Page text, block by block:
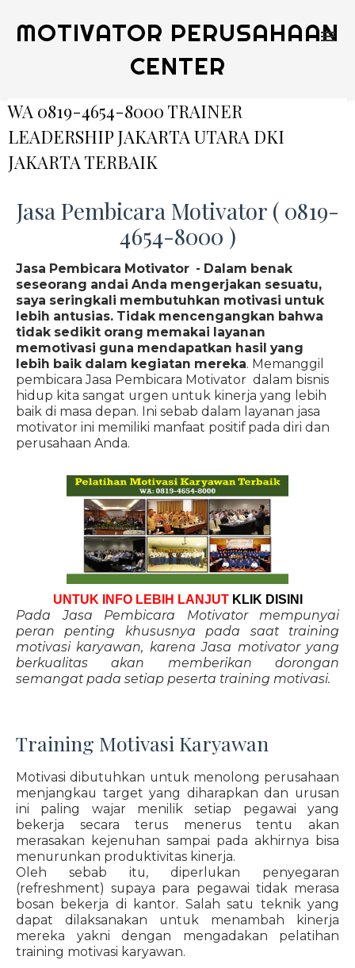
MOTIVATOR PERUSAHAAN
CENTER
WA 0819-4654-8000 TRAINER
LEADERSHIP JAKARTA UTARA DKI
JAKARTA TERBAIK
Jasa Pembicara Motivator ( 0819-
4654-8000 )
Jasa Pembicara Motivator - Dalam benak
seseorang andai Anda mengerjakan sesuatu,
saya seringkali membutuhkan motivasi untuk
lebih antusias. Tidak mencengangkan bahwa
tidak sedikit orang memakai layanan
memotivasi guna mendapatkan hasil yang
lebih baik dalam kegiatan mereka. Memanggil
pembicara Jasa Pembicara Motivator dalam bisnis
hidup kita sangat urgen untuk kinerja yang lebih
baik di masa depan. Ini sebab dalam layanan jasa
motivator ini memiliki manfaat positif pada diri dan
perusahaan Anda.
UNTUK INFO LEBIH LANJUT KLIK DISINI
Pada Jasa Pembicara Motivator mempunyai
peran penting khususnya pada saat training
motivasi karyawan, karena Jasa motivator yang
berkualitas akan memberikan dorongan
semangat pada setiap peserta training motivasi.
Training Motivasi Karyawan
Motivasi dibutuhkan untuk menolong perusahaan
menjangkau target yang diharapkan dan urusan
ini paling wajar menilik setiap pegawai yang
bekerja secara terus menerus tentu akan
merasakan kejenuhan sampai pada akhirnya bisa
menurunkan produktivitas kinerja.
Oleh sebab itu, diperlukan penyegaran
(refreshment) supaya para pegawai tidak merasa
bosan bekerja di kantor. Salah satu teknik yang
dapat dilaksanakan untuk menambah kinerja
mereka yakni dengan mengadakan pelatihan
training motivasi karyawan.